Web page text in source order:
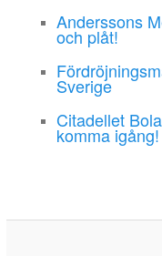
Anderssons
och plåt!
Sverige
Citadellet
komma igång!